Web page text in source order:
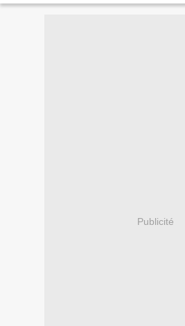
Publicité